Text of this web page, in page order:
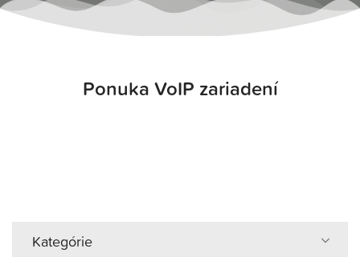
Ponuka VoIP zariadení
Kategórie